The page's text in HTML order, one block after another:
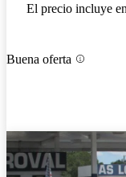
El precio incluye
Buena oferta